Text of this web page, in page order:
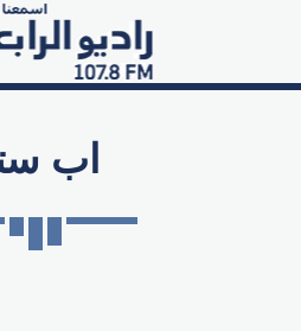
اب